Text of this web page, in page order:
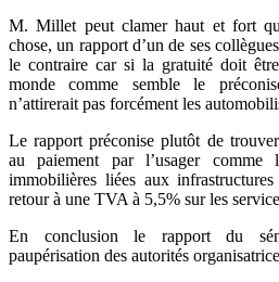
M. Millet peut clamer haut et fort
chose, un rapport d’un de ses
le contraire car si la gratuité doit
monde comme semble le
n’attirerait pas forcément les
Le rapport préconise plutôt de
au paiement par l’usager comme
immobilières liées aux
retour à une TVA à 5,5% sur les
En conclusion le rapport du
paupérisation des autorités